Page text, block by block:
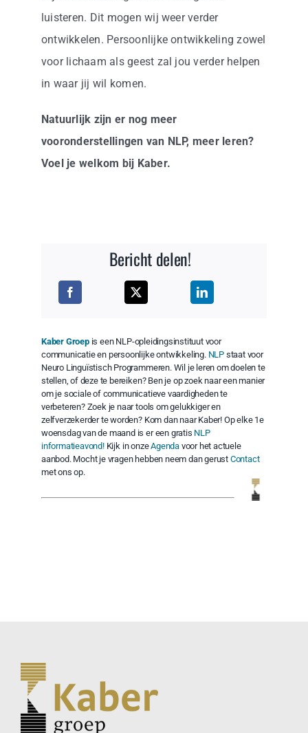
luisteren. Dit mogen wij weer verder
ontwikkelen. Persoonlijke ontwikkeling zowel
voor lichaam als geest zal jou verder helpen
in waar jij wil komen.
Natuurlijk zijn er nog meer
vooronderstellingen van NLP, meer leren?
Voel je welkom bij Kaber.
Bericht delen!
Kaber Groepis een NLP-opleidingsinstituut voor
communicatie en persoonlijke ontwikkeling. NLP staat voor
Neuro Linguïstisch Programmeren. Wil je leren om doelen te
stellen, of deze te bereiken? Ben je op zoek naar een manier
om je sociale of communicatieve vaardigheden te
verbeteren? Zoek je naar tools om gelukkiger en
zelfverzekerder te worden? Kom dan naar Kaber! Op elke 1e
woensdag van de maand is er een gratis NLP
informatieavond!Kijk in onzeAgenda voor het actuele
aanbod. Mocht je vragen hebben neem dan gerust Contact
met ons op.